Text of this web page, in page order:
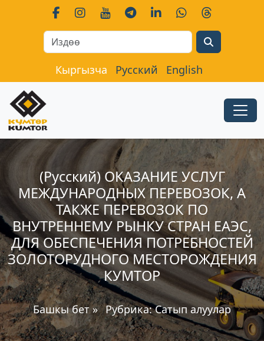
Кыргызча Русский English
(Русский) ОКАЗАНИЕ УСЛУГ
МЕЖДУНАРОДНЫХ ПЕРЕВОЗОК, А
ТАКЖЕ ПЕРЕВОЗОК ПО
ВНУТРЕННЕМУ РЫНКУ СТРАН ЕАЭС,
ДЛЯ ОБЕСПЕЧЕНИЯ ПОТРЕБНОСТЕЙ
ЗОЛОТОРУДНОГО МЕСТОРОЖДЕНИЯ
КУМТОР
Башкы бет» Рубрика:Сатып алуулар